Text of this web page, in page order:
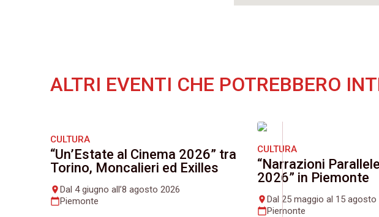
ALTRI EVENTI CHE POTREBBERO
CULTURA
“Un’Estate al Cinema 2026” tra
Torino, Moncalieri ed Exilles
placeDal 4 giugno all’8 agosto 2026
calendar_todayPiemonte
CULTURA
“Narrazioni
2026” in Piemonte
place Dal 25 maggio al 15 agosto
calendar_todayPiemonte